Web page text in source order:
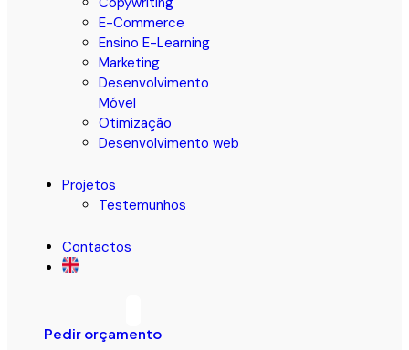
E-Commerce
Ensino E-Learning
Marketing
Desenvolvimento
Móvel
Otimização
Desenvolvimento web
Projetos
Testemunhos
Contactos
Pedir orçamento